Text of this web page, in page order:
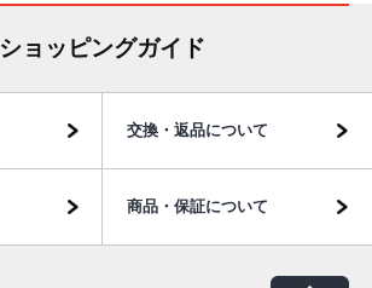
ショッピングガイド
交換・返品について
商品・保証について